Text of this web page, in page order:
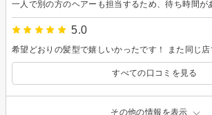
5.0
すべての口コミを見る
その他の情報を表示